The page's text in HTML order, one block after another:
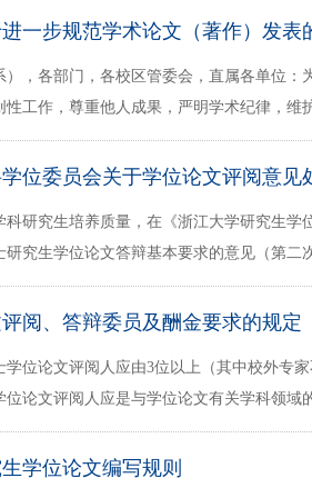
一步规范学术论文（著作）发表
），各部门，各校区管委会，直属各单位
性工作，尊重他人成果，严明学术纪律，
位委员会关于学位论文评阅意见
科研究生培养质量，在《浙江大学研究生
研究生学位论文答辩基本要求的意见（第二
阅、答辩委员及酬金要求的规定
学位论文评阅人应由3位以上（其中校外专
位论文评阅人应是与学位论文有关学科领域
学位论文编写规则